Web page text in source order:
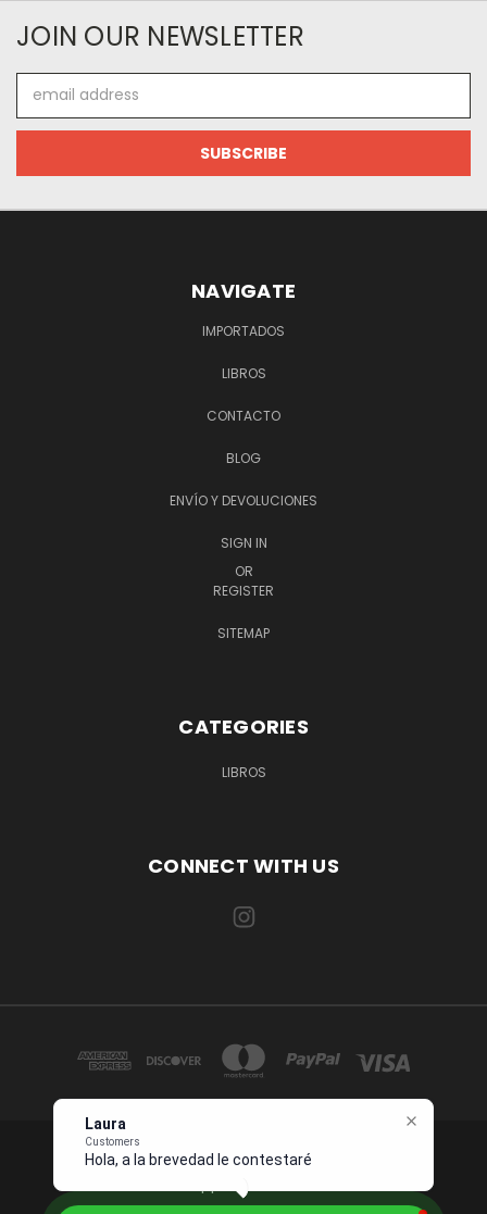
Laura
Customers
Hola, a la brevedad le contestaré. Descr
JOIN OUR NEWSLETTER
Address
NAVIGATE
IMPORTADOS
LIBROS
CONTACTO
BLOG
ENVÍO Y DEVOLUCIONES
SIGN IN
OR
REGISTER
SITEMAP
CATEGORIES
LIBROS
CONNECT WITH US
1234 OCEAN DRIVE SUITE 567 MIAMI, FL 33139 USA